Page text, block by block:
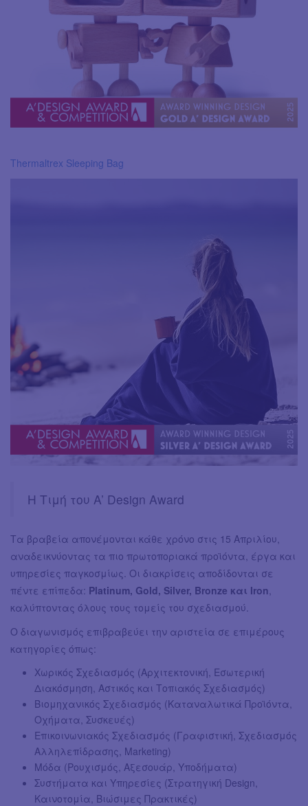
Thermaltrex Sleeping Bag
Η Τιμή του A’ Design Award
Τα βραβεία απονέμονται κάθε χρόνο στις 15 Απριλίου,
αναδεικνύοντας τα πιο πρωτοποριακά προϊόντα, έργα και
υπηρεσίες παγκοσμίως. Οι διακρίσεις αποδίδονται σε
πέντε επίπεδα: Platinum, Gold, Silver, Bronze και Iron
καλύπτοντας όλους τους τομείς του σχεδιασμού.
Ο διαγωνισμός επιβραβεύει την αριστεία σε επιμέρους
κατηγορίες όπως:
Χωρικός Σχεδιασμός (Αρχιτεκτονική, Εσωτερική
Διακόσμηση, Αστικός και Τοπιακός Σχεδιασμός)
Βιομηχανικός Σχεδιασμός (Καταναλωτικά Προϊόντα,
Οχήματα, Συσκευές)
Επικοινωνιακός Σχεδιασμός (Γραφιστική, Σχεδιασμός
Αλληλεπίδρασης, Marketing)
Μόδα (Ρουχισμός, Αξεσουάρ, Υποδήματα)
Συστήματα και Υπηρεσίες (Στρατηγική Design,
Καινοτομία, Βιώσιμες Πρακτικές)